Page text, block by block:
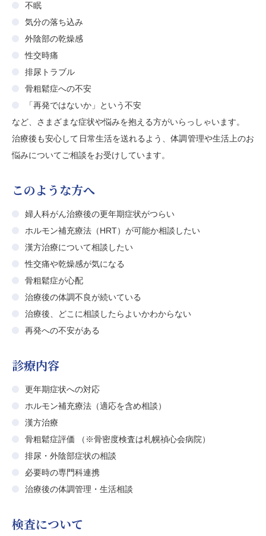
不眠
気分の落ち込み
外陰部の乾燥感
性交時痛
排尿トラブル
骨粗鬆症への不安
「再発ではないか」という不安
など、さまざまな症状や悩みを抱える方がいらっしゃいます。
治療後も安心して日常生活を送れるよう、体調管理や生活上のお
悩みについてご相談をお受けしています。
このような方へ
婦人科がん治療後の更年期症状がつらい
ホルモン補充療法（HRT）が可能か相談したい
漢方治療について相談したい
性交痛や乾燥感が気になる
骨粗鬆症が心配
治療後の体調不良が続いている
治療後、どこに相談したらよいかわからない
再発への不安がある
診療内容
更年期症状への対応
ホルモン補充療法（適応を含め相談）
漢方治療
骨粗鬆症評価 （※骨密度検査は札幌禎心会病院）
排尿・外陰部症状の相談
必要時の専門科連携
治療後の体調管理・生活相談
検査について